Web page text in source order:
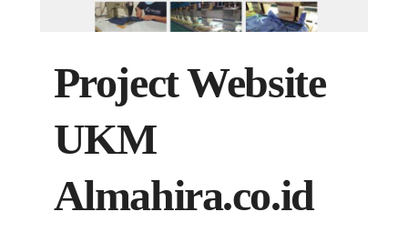
Project Website
UKM
Almahira.co.id